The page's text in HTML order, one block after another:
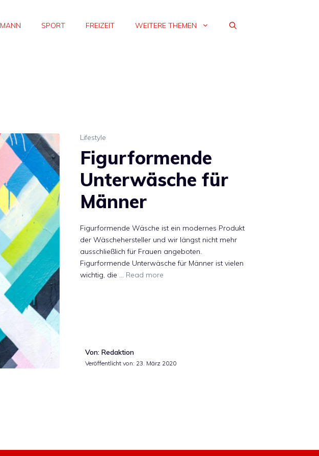
MANN SPORT FREIZEIT WEITERE THEMEN
Lifestyle
Figurformende
Unterwäsche für
Männer
Figurformende Wäsche ist ein modernes Produkt
der Wäschehersteller und wir längst nicht mehr
ausschließlich für Frauen angeboten.
Figurformende Unterwäsche für Männer ist vielen
wichtig, die … Read more
Von: Redaktion
Veröffentlicht von: 23. März 2020